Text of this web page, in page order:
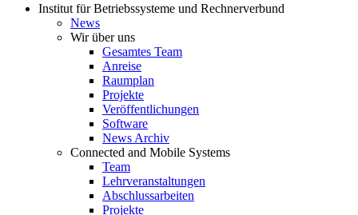
Institut für Betriebssysteme und Rechnerverbund
News
Wir über uns
Gesamtes Team
Anreise
Raumplan
Projekte
Veröffentlichungen
Software
News Archiv
Connected and Mobile Systems
Team
Lehrveranstaltungen
Abschlussarbeiten
Projekte